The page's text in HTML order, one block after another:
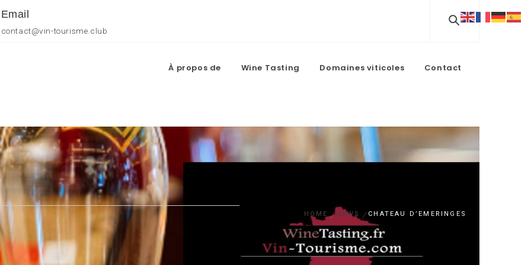
Email
contact@vin-tourisme.club
À propos de Wine Tasting Domaines viticoles Contact
HOME NEWS CHATEAU D’EMERINGES